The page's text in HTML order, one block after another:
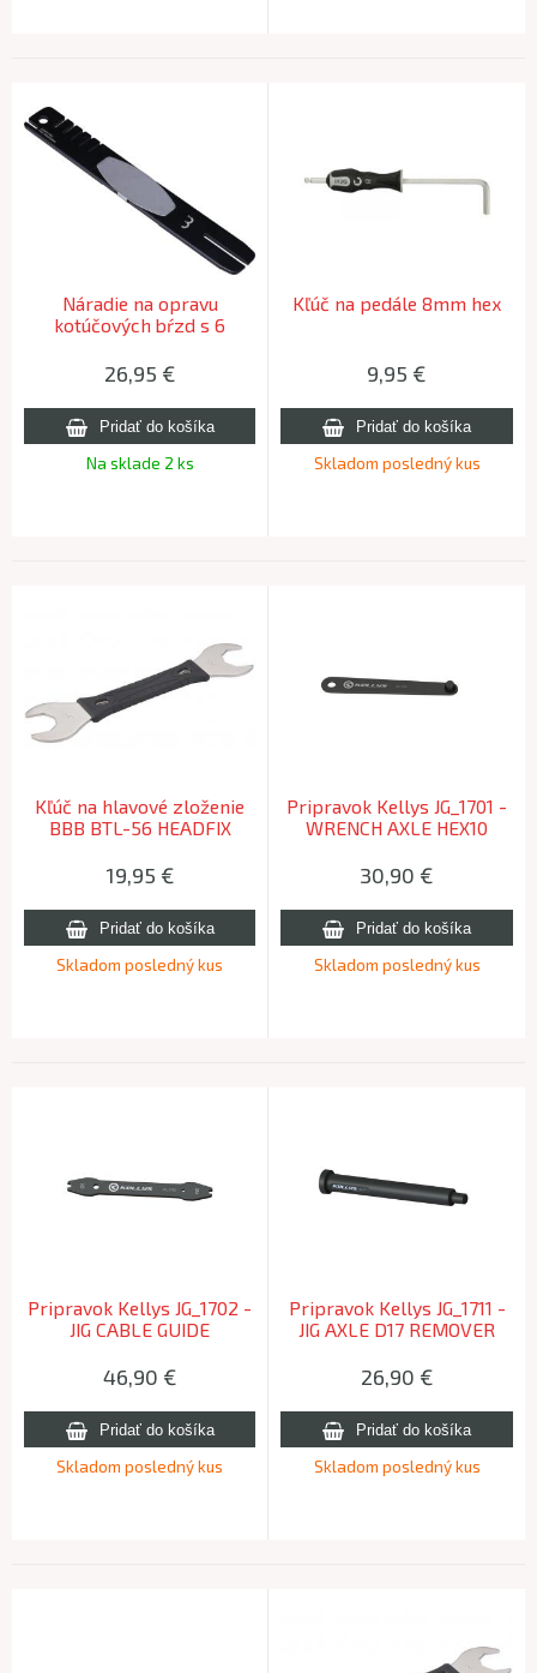
Náradie na opravu
kotúčových bŕzd s 6
DISCDOCTOR
26,95 €
Na sklade 2 ks
Kľúč na pedále 8mm hex
9,95 €
Skladom posledný kus
Kľúč na hlavové zloženie
BBB BTL-56 HEADFIX
19,95 €
Skladom posledný kus
Pripravok Kellys JG_1701 -
WRENCH AXLE HEX10
30,90 €
Skladom posledný kus
Pripravok Kellys JG_1702 -
JIG CABLE GUIDE
46,90 €
Skladom posledný kus
Pripravok Kellys JG_1711 -
JIG AXLE D17 REMOVER
26,90 €
Skladom posledný kus